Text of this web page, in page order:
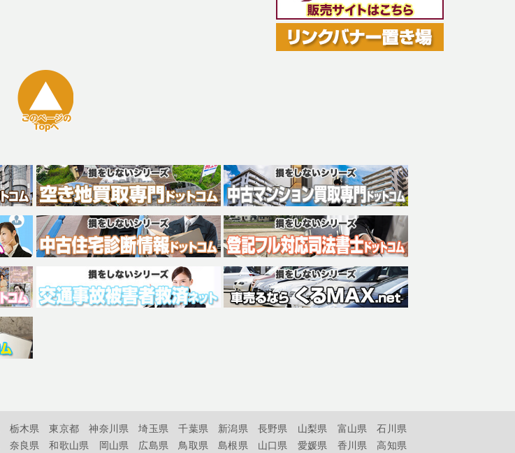
栃木県 東京都 神奈川県 埼玉県 千葉県 新潟県 長野県 山梨県 富山県
石川県
奈良県 和歌山県 岡山県 広島県 鳥取県 島根県 山口県 愛媛県 香川県 高知県